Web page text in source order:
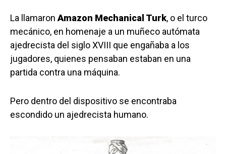
La llamaron Amazon Mechanical Turk, o el turco
mecánico, en homenaje a un muñeco autómata
ajedrecista del siglo XVIII que engañaba a los
jugadores, quienes pensaban estaban en una
partida contra una máquina.
Pero dentro del dispositivo se encontraba
escondido un ajedrecista humano.